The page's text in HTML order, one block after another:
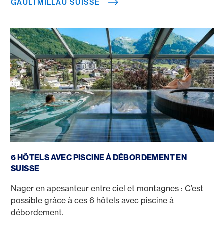
GAULTMILLAU SUISSE
6 HÔTELS AVEC PISCINE À DÉBORDEMENT EN
SUISSE
Nager en apesanteur entre ciel et montagnes : C’est
possible grâce à ces 6 hôtels avec piscine à
débordement.